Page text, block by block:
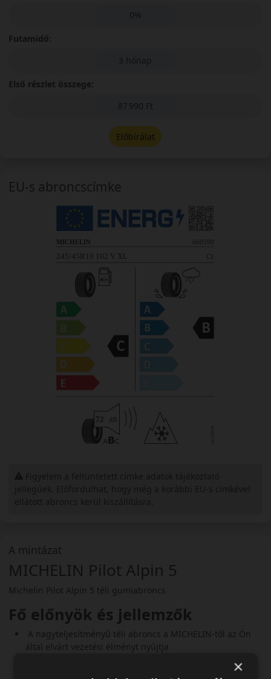
A mintázat
MICHELIN Pilot Alpin 5
Michelin Pilot Alpin 5 téli gumiabroncs
Fő előnyök és jellemzők
A nagyteljesítményű téli abroncs a MICHELIN-től az Ön
által elvárt vezetési élményt nyújtja
0%
Futamidő:
3 hónap
Első részlet összege:
87 990 Ft
Előbírálat
EU-s abroncscímke
×